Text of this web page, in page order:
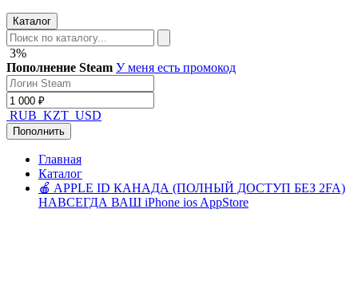
Каталог
3%
Пополнение Steam У меня есть промокод
RUB KZT USD
Пополнить
Главная
Каталог
🍎 APPLE ID КАНАДА (ПОЛНЫЙ ДОСТУП БЕЗ 2FA)
НАВСЕГДА ВАШ iPhone ios AppStore